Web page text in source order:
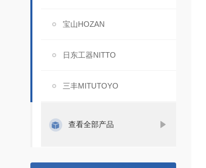
宝山HOZAN
日东工器NITTO
三丰MITUTOYO
查看全部产品